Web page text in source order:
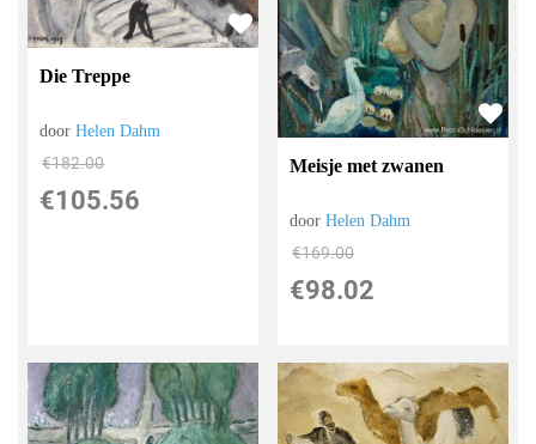
Die Treppe
doorHelen Dahm
€182.00
€105.56
Meisje met zwanen
doorHelen Dahm
€169.00
€98.02